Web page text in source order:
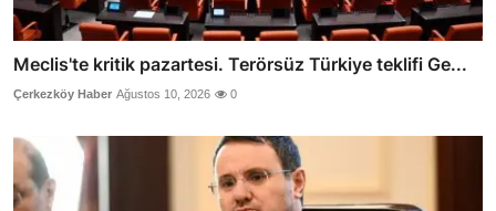
Meclis'te kritik pazartesi. Terörsüz Türkiye teklifi Ge...
Çerkezköy Haber Ağustos 10, 2026 0